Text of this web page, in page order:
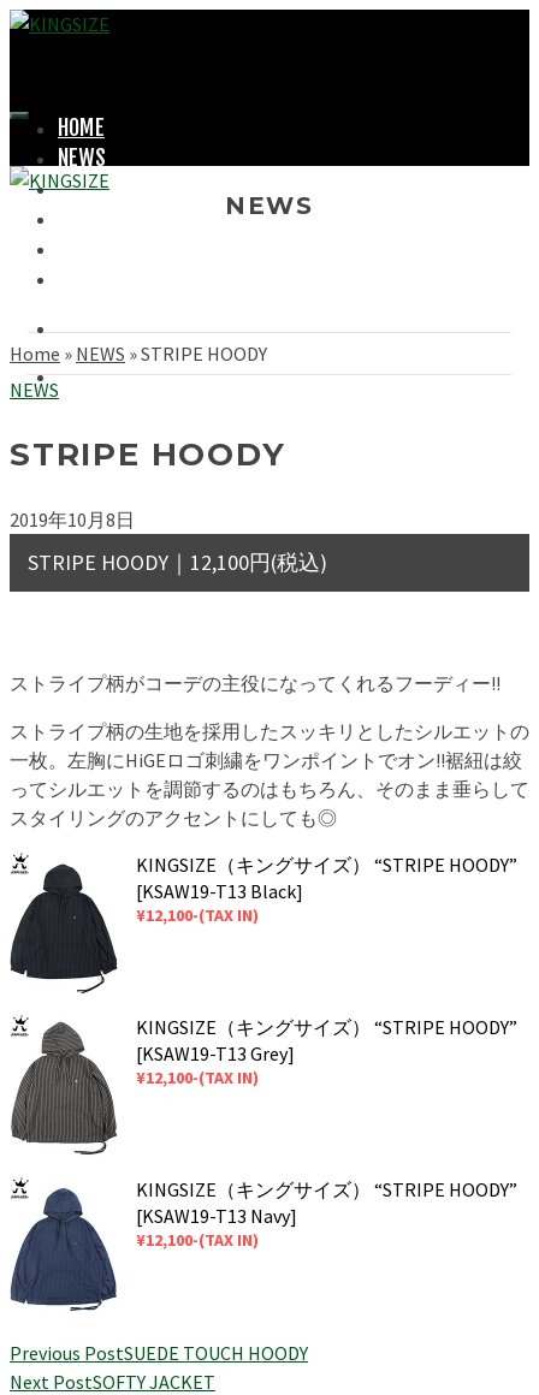
HOME
NEWS
LOOKBOOK
NEWS
Home » NEWS »STRIPE HOODY
NEWS
STRIPE HOODY
2019年10月8日
STRIPE HOODY｜12,100円(税込)
ストライプ柄がコーデの主役になってくれるフーディー!!
ストライプ柄の生地を採用したスッキリとしたシルエットの
一枚。左胸にHiGEロゴ刺繍をワンポイントでオン!!裾紐は絞
ってシルエットを調節するのはもちろん、そのまま垂らして
スタイリングのアクセントにしても◎
KINGSIZE（キングサイズ） “STRIPE HOODY”
[KSAW19-T13 Black]
¥12,100-(TAX IN)
KINGSIZE（キングサイズ） “STRIPE HOODY”
[KSAW19-T13 Grey]
¥12,100-(TAX IN)
KINGSIZE（キングサイズ） “STRIPE HOODY”
[KSAW19-T13 Navy]
¥12,100-(TAX IN)
Previous PostSUEDE TOUCH HOODY
Next PostSOFTY JACKET